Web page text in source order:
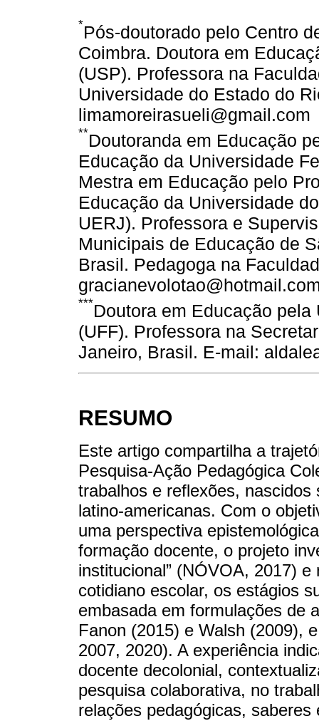
*Pós-doutorado pelo Centro
Coimbra. Doutora em
(USP). Professora na
Universidade do Estado do
limamoreirasueli@gmail.com
**Doutoranda em Educação
Educação da Universidade
Mestra em Educação pelo
Educação da Universidade
UERJ). Professora e
Municipais de Educação de
Brasil. Pedagoga na
***Doutora em Educação
(UFF). Professora na
Janeiro, Brasil. E-mail:
RESUMO
Este artigo compartilha a
Pesquisa-Ação Pedagógica
trabalhos e reflexões,
latino-americanas. Com o
uma perspectiva
formação docente, o projeto
institucional” (NÓVOA, 2017)
cotidiano escolar, os estágios
embasada em formulações de
Fanon (2015) e Walsh (2009),
2007, 2020). A experiência
docente decolonial,
pesquisa colaborativa, no
relações pedagógicas, saberes